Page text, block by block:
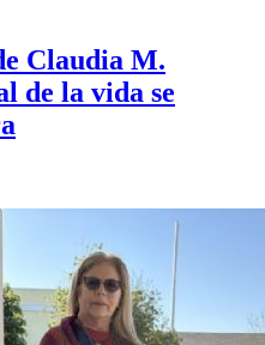
Claudia M.
de la vida se